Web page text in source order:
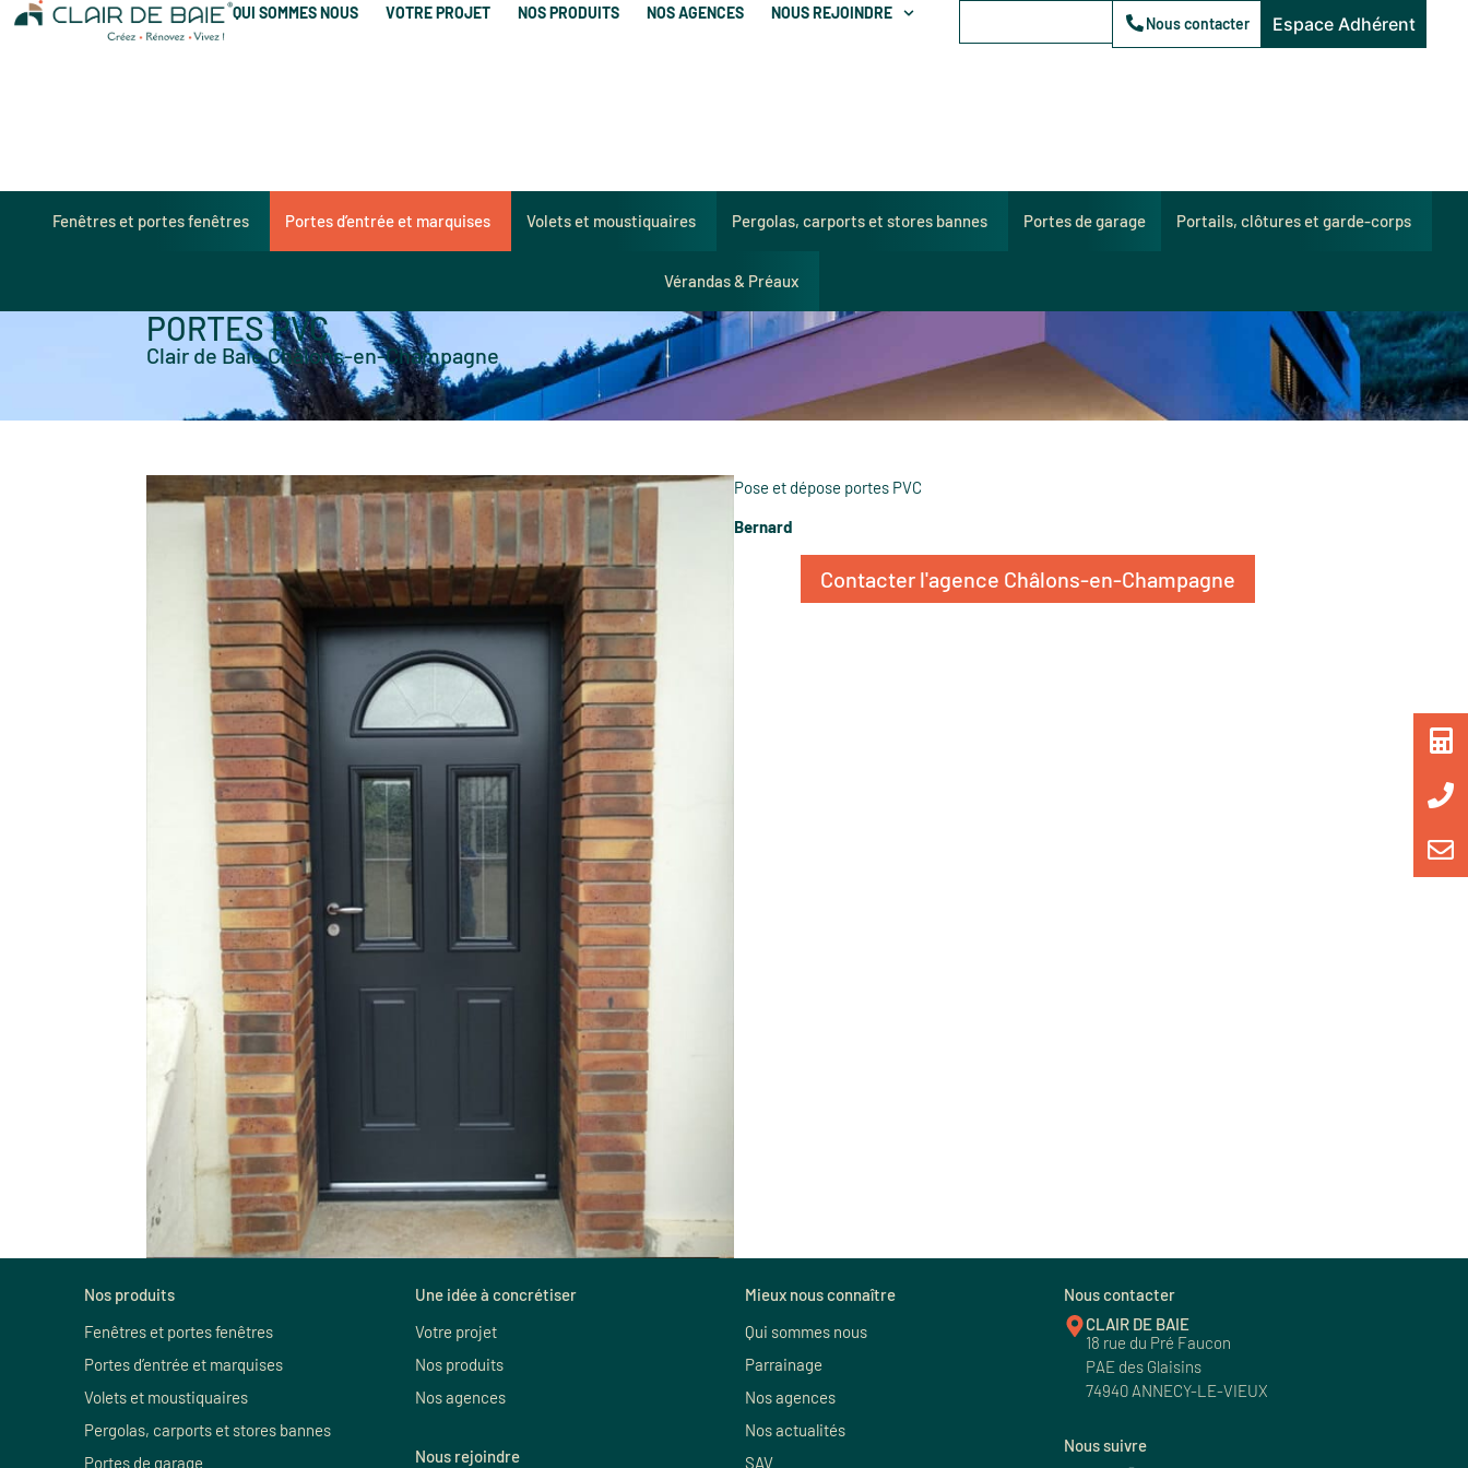
QUI SOMMES NOUS VOTRE PROJET NOS PRODUITS NOS AGENCES NOUS REJOINDRE
Nous contacter Espace Adhérent
Fenêtres et portes fenêtres Portes d’entrée et marquises Volets et moustiquaires Pergolas, carports et stores bannes Portes de garage Portails, clôtures et garde-corps
Vérandas & Préaux
PORTES PVC
Clair de Baie Châlons-en-Champagne
Pose et dépose portes PVC
Bernard
Contacter l'agence Châlons-en-Champagne
Nos produits
Fenêtres et portes fenêtres
Portes d’entrée et marquises
Volets et moustiquaires
Pergolas, carports et stores bannes
Portes de garage
Une idée à concrétiser
Votre projet
Nos produits
Nos agences
Nous rejoindre
Mieux nous connaître
Qui sommes nous
Parrainage
Nos agences
Nos actualités
SAV
Nous contacter
CLAIR DE BAIE
18 rue du Pré Faucon
PAE des Glaisins
74940 ANNECY-LE-VIEUX
Nous suivre